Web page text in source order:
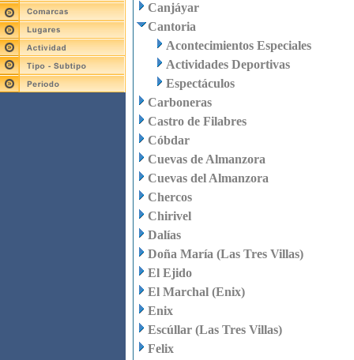
Canjáyar
Cantoria
Acontecimientos Especiales
Actividades Deportivas
Espectáculos
Carboneras
Castro de Filabres
Cóbdar
Cuevas de Almanzora
Cuevas del Almanzora
Chercos
Chirivel
Dalías
Doña María (Las Tres Villas)
El Ejido
El Marchal (Enix)
Enix
Escúllar (Las Tres Villas)
Felix